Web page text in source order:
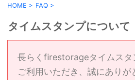
HOME > FAQ >
タイムスタンプについて
長らくfirestorageタイムスタ
ご利用いただき、誠にありが